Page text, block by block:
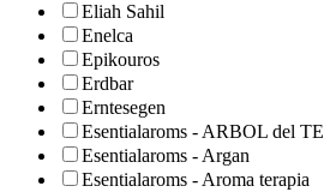
Eliah Sahil
Enelca
Epikouros
Erdbar
Erntesegen
Esentialaroms - ARBOL del TE
Esentialaroms - Argan
Esentialaroms - Aroma terapia